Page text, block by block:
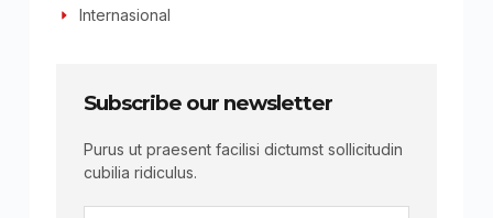
Internasional
Subscribe our newsletter
Purus ut praesent facilisi dictumst sollicitudin
cubilia ridiculus.